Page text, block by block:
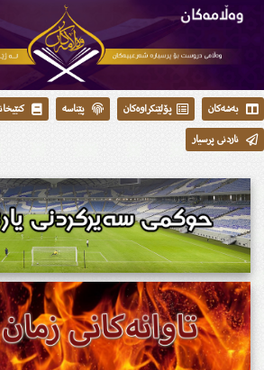
بەشەکان پۆلێنکراوەکان پێناسە کتێبخانە
ناردنی پرسیار